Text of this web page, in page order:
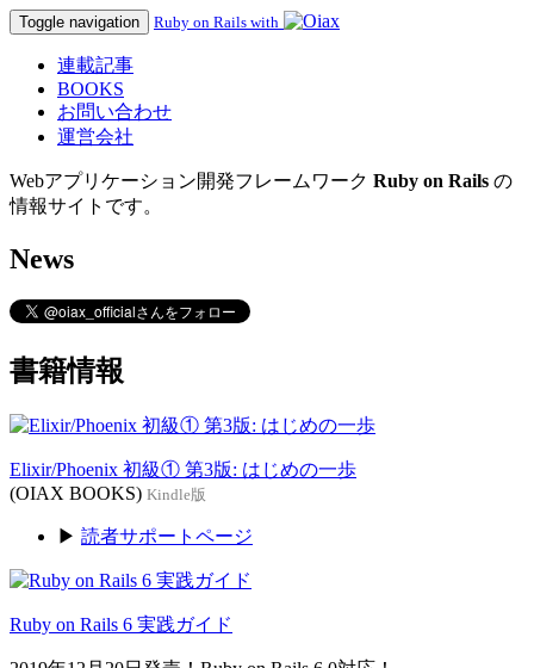
Toggle navigation Ruby on Rails with
連載記事
BOOKS
お問い合わせ
運営会社
Webアプリケーション開発フレームワーク Ruby on Rails の
情報サイトです。
News
書籍情報
Elixir/Phoenix 初級① 第3版: はじめの一歩
(OIAX BOOKS) Kindle版
▶ 読者サポートページ
Ruby on Rails 6 実践ガイド